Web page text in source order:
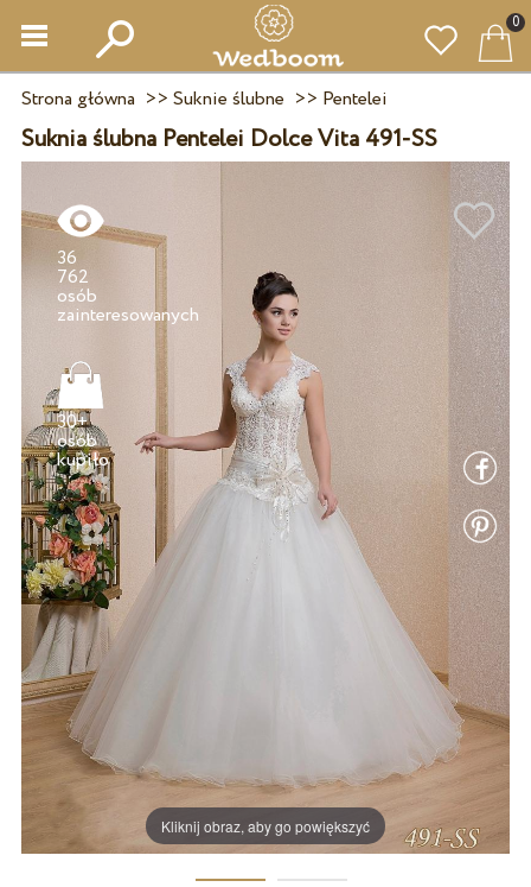
0
Strona główna >> Suknie ślubne >> Pentelei
Suknia ślubna Pentelei Dolce Vita 491-SS
Kliknij obraz, aby go powiększyć
36
762
osób
30+
osób
kupiło